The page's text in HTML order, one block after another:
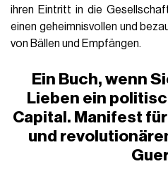
ihren Eintritt in die
einen geheimnisvollen und
von Bällen und Empfängen.
Ein Buch, wenn
Lieben ein
Capital. Manifest
und